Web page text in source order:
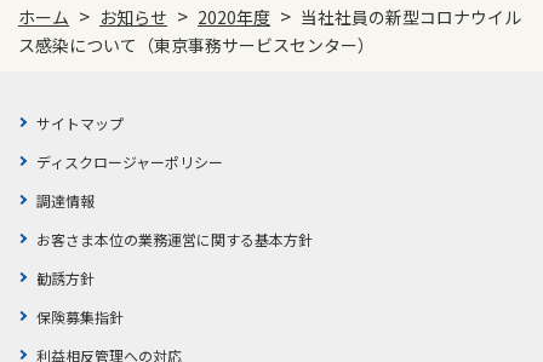
ホーム > お知らせ > 2020年度 > 当社社員の新型コロナウイル
ス感染について（東京事務サービスセンター）
サイトマップ
ディスクロージャーポリシー
調達情報
お客さま本位の業務運営に関する基本方針
勧誘方針
保険募集指針
利益相反管理への対応